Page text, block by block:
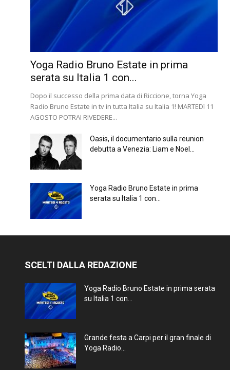
Yoga Radio Bruno Estate in prima
serata su Italia 1 con...
Dopo il successo della prima data di Riccione, torna Yoga
Radio Bruno Estate in tv in tutta Italia su Italia 1! MARTEDì 11
AGOSTO POTRAI RIVEDERE...
Oasis, il documentario sulla reunion
debutta a Venezia: Liam e Noel...
Yoga Radio Bruno Estate in prima
serata su Italia 1 con...
SCELTI DALLA REDAZIONE
Yoga Radio Bruno Estate in prima serata
su Italia 1 con...
Grande festa a Carpi per il gran finale di
Yoga Radio...